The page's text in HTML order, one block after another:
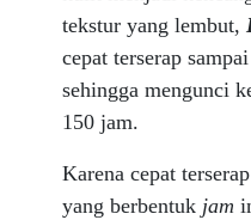
tekstur yang lembut,
cepat terserap
sehingga mengunci
150 jam.
Karena cepat
yang berbentuk jam